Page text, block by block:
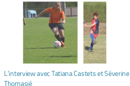
L’interview avec Tatiana Castets et Séverine
Thomasié